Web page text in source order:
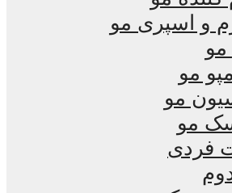
و اسپری مو
مو
مو
مو
فردی